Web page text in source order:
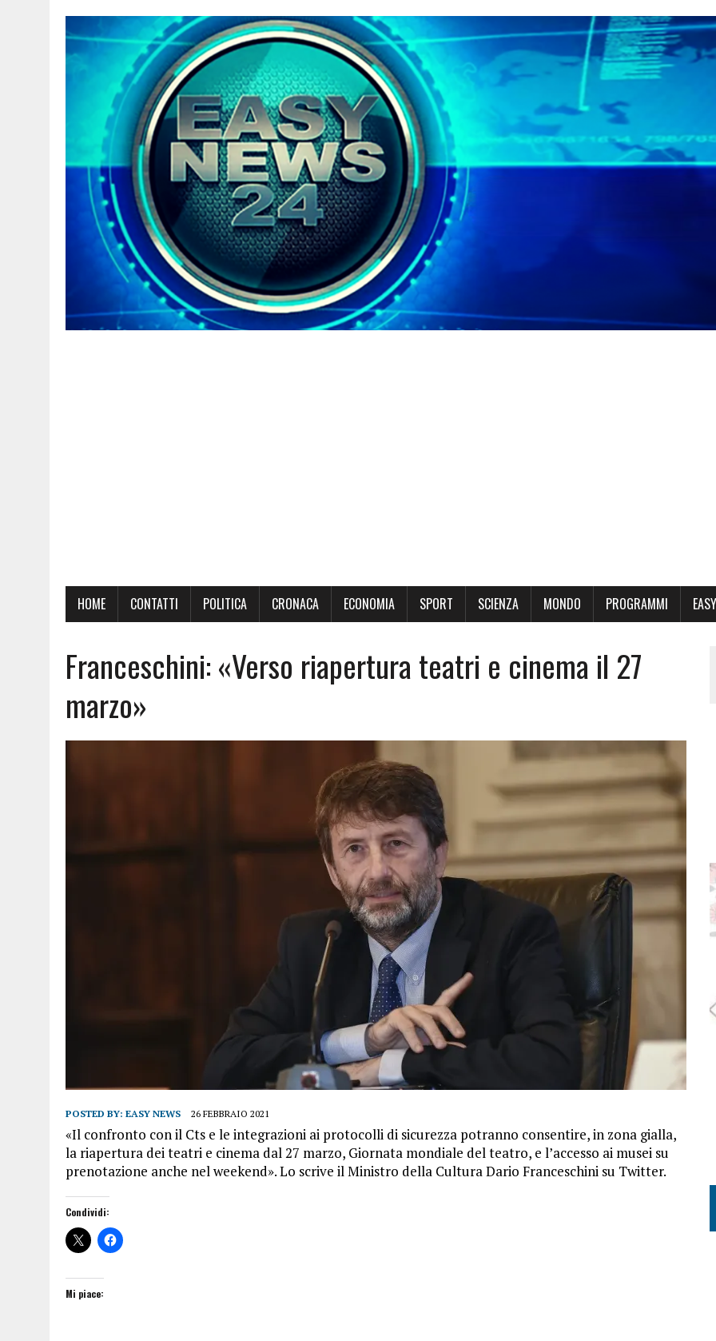
HOME CONTATTI POLITICA CRONACA ECONOMIA SPORT SCIENZA MONDO PROGRAMMI
Franceschini: «Verso riapertura teatri e cinema il 27
marzo»
POSTED BY: EASY NEWS 26 FEBBRAIO 2021
«Il confronto con il Cts e le integrazioni ai protocolli di sicurezza potranno consentire, in zona gialla,
la riapertura dei teatri e cinema dal 27 marzo, Giornata mondiale del teatro, e l’accesso ai musei su
prenotazione anche nel weekend». Lo scrive il Ministro della Cultura Dario Franceschini su Twitter.
Condividi:
Mi piace: